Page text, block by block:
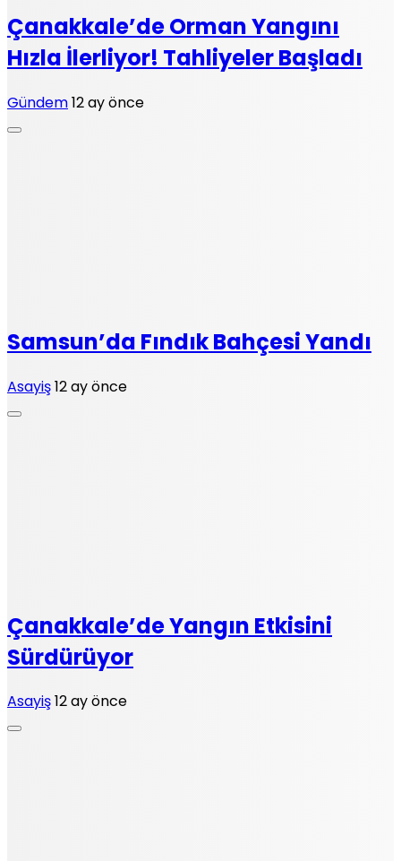
Çanakkale’de Orman Yangını
Hızla İlerliyor! Tahliyeler Başladı
Gündem12 ay önce
Samsun’da Fındık Bahçesi Yandı
Asayiş12 ay önce
Çanakkale’de Yangın Etkisini
Sürdürüyor
Asayiş12 ay önce